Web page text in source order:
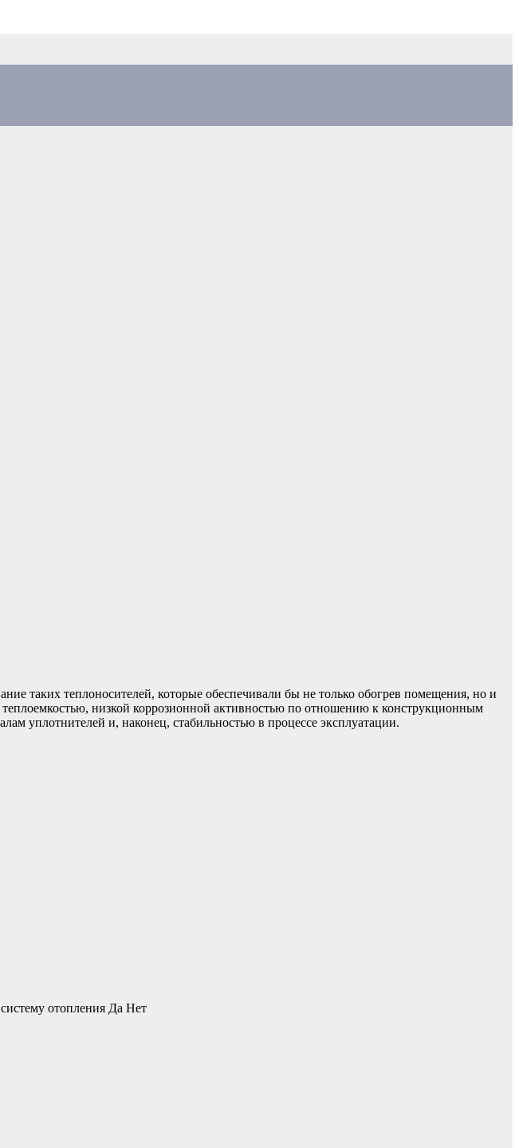
таких теплоносителей, которые обеспечивали бы не только обогрев помещения, но и
низкой коррозионной активностью по отношению к конструкционным
уплотнителей и, наконец, стабильностью в процессе эксплуатации.
отопления Да Нет